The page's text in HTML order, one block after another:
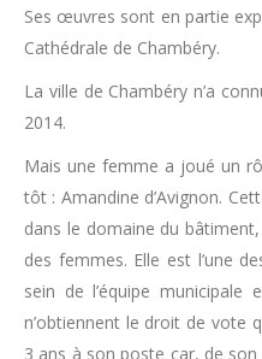
Ses œuvres sont en partie
Cathédrale de Chambéry.
La ville de Chambéry n’a
2014.
Mais une femme a joué un
tôt : Amandine d’Avignon.
dans le domaine du
des femmes. Elle est l’une
sein de l’équipe
n’obtiennent le droit de vote
3 ans à son poste car, de